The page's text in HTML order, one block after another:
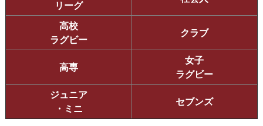
リーグ
高校
ラグビー
クラブ
高専
女子
ラグビー
ジュニア
・ミニ
セブンズ